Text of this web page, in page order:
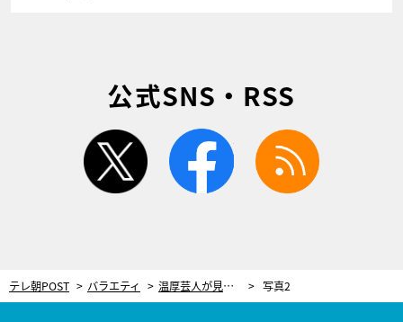
公式SNS・RSS
twitter facebook
テレ朝POST バラエティ 温厚芸人が見せた“裏の顔”に出演者も驚き！酔っぱらい相手に威圧的態度…「加害者だよ（笑）」 写真2